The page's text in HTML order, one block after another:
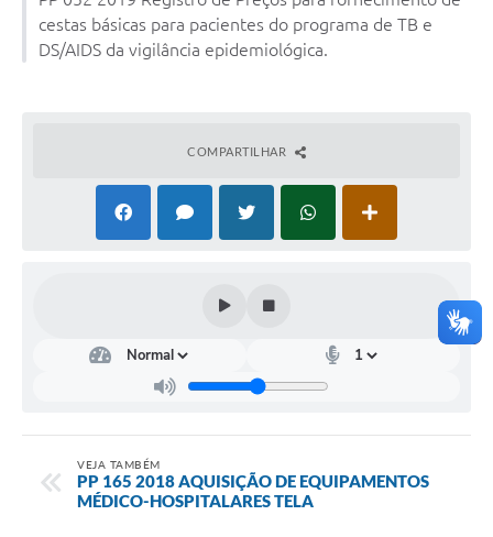
Conselhos Municipais
Cadastro de voluntários - Lei n° 5.205/21
Consulta Pública: Revisão Plano Diretor
Contas Públicas
Cronograma coleta de lixo e seletiva
Banco do Povo
Bancos conveniados e serviços disponíveis
Bolsas de estudo da Escola Cooperativa
cestas básicas para pacientes do programa de TB e
DS/AIDS da vigilância epidemiológica.
COMPARTILHAR
VEJA TAMBÉM
PP 165 2018 AQUISIÇÃO DE EQUIPAMENTOS
MÉDICO-HOSPITALARES TELA